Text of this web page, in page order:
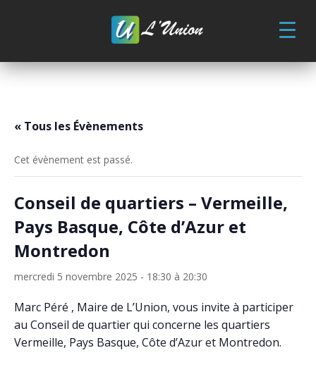
« Tous les Évènements
Cet évènement est passé.
Conseil de quartiers – Vermeille,
Pays Basque, Côte d’Azur et
Montredon
mercredi 5 novembre 2025 - 18:30 à 20:30
Marc Péré , Maire de L’Union, vous invite à participer
au Conseil de quartier qui concerne les quartiers
Vermeille, Pays Basque, Côte d’Azur et Montredon.